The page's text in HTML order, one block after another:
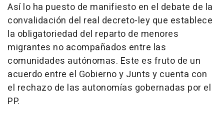
Así lo ha puesto de manifiesto en el debate de la
convalidación del real decreto-ley que establece
la obligatoriedad del reparto de menores
migrantes no acompañados entre las
comunidades autónomas. Este es fruto de un
acuerdo entre el Gobierno y Junts y cuenta con
el rechazo de las autonomías gobernadas por el
PP.